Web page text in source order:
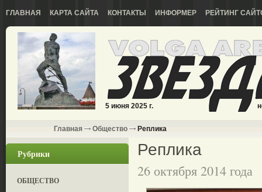
ГЛАВНАЯ КАРТА САЙТА КОНТАКТЫ ИНФОРМЕР РЕЙТИНГ
5 июня 2025 г.
Главная Общество Реплика
Рубрики
ОБЩЕСТВО
Реплика
26 октября 2014 года